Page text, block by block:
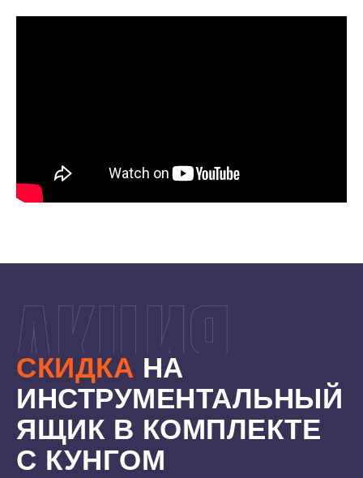
7500 ₽ 11000 ₽
СКИДКА НА
ИНСТРУМЕНТАЛЬНЫЙ
ЯЩИК В КОМПЛЕКТЕ
С КУНГОМ